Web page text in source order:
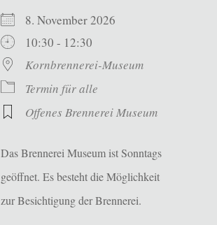
8. November 2026
10:30 - 12:30
Kornbrennerei-Museum
Termin für alle
Offenes Brennerei Museum
Das Brennerei Museum ist Sonntags
geöffnet. Es besteht die Möglichkeit
zur Besichtigung der Brennerei.